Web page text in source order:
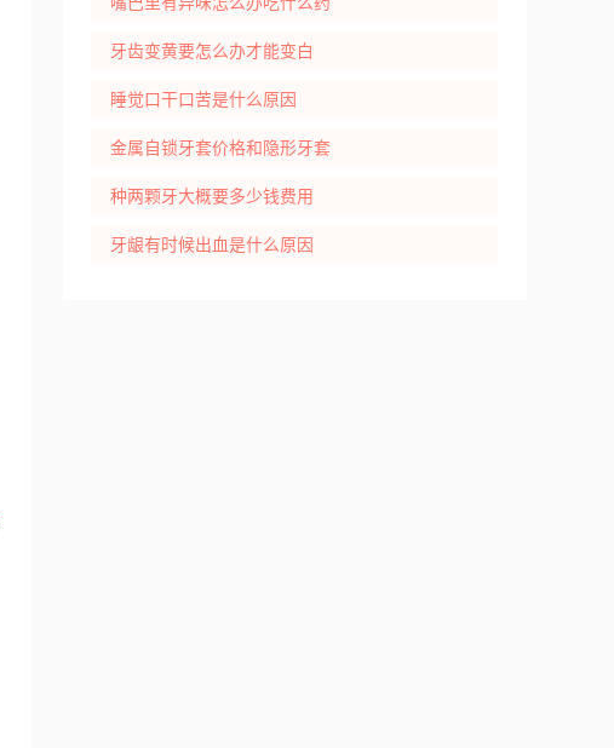
牙齿变黄要怎么办才能变白
睡觉口干口苦是什么原因
金属自锁牙套价格和隐形牙套
种两颗牙大概要多少钱费用
牙龈有时候出血是什么原因